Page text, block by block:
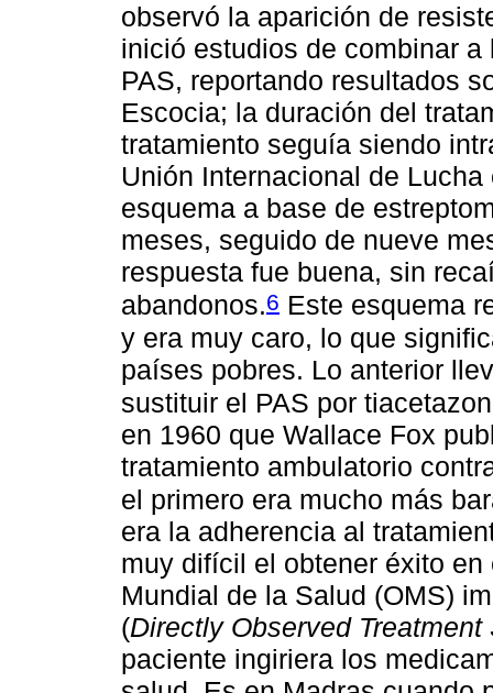
observó la aparición de
inició estudios de combinar
PAS, reportando resultados
Escocia; la duración del
tratamiento seguía siendo
Unión Internacional de
esquema a base de
meses, seguido de nueve
respuesta fue buena, sin
abandonos.6 Este esquema
y era muy caro, lo que
países pobres. Lo anterior
sustituir el PAS por
en 1960 que Wallace Fox
tratamiento ambulatorio
el primero era mucho más
era la adherencia al
muy difícil el obtener éxito
Mundial de la Salud (OMS)
(Directly Observed Treatment
paciente ingiriera los